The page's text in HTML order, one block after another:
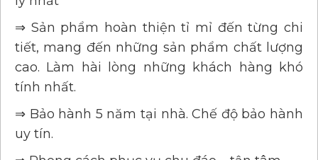
⇒ Sản phẩm hoàn thiện tỉ mỉ đến từng chi
tiết, mang đến những sản phẩm chất lượng
cao. Làm hài lòng những khách hàng khó
tính nhất.
⇒ Bảo hành 5 năm tại nhà. Chế độ bảo hành
uy tín.